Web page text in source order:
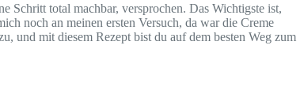
Schritt total machbar, versprochen. Das Wichtigste ist,
noch an meinen ersten Versuch, da war die Creme
und mit diesem Rezept bist du auf dem besten Weg zum